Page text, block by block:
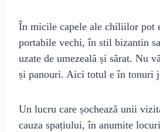
În micile capele ale chiliilor pot
portabile vechi, în stil bizantin
uzate de umezeală și sărat. Nu
și panouri. Aici totul e în tonuri
Un lucru care șochează unii
cauza spațiului, în anumite